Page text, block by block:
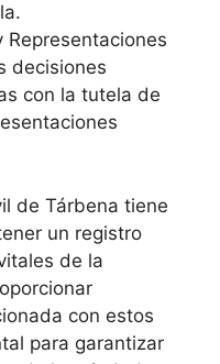
Representaciones
decisiones
con la tutela de
de Tárbena tiene
un registro
de la
con estos
para garantizar